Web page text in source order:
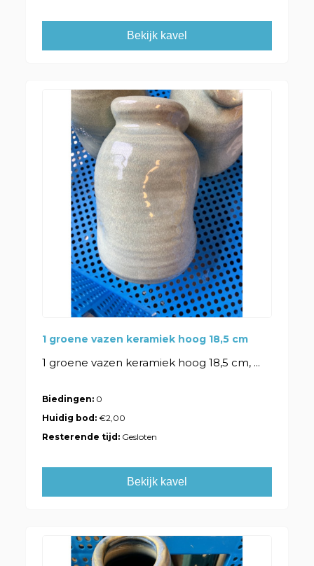
Bekijk kavel
1 groene vazen keramiek hoog 18,5 cm
1 groene vazen keramiek hoog 18,5 cm, ...
Biedingen: 0
Huidig bod:€2,00
Resterende tijd: Gesloten
Bekijk kavel